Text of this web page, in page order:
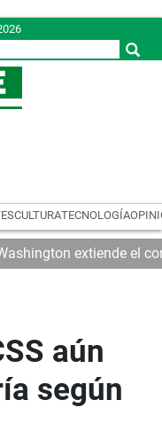
CULTURATECNOLOGÍA
extiende el
aún
según